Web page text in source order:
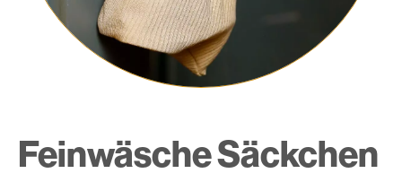
Feinwäsche Säckchen